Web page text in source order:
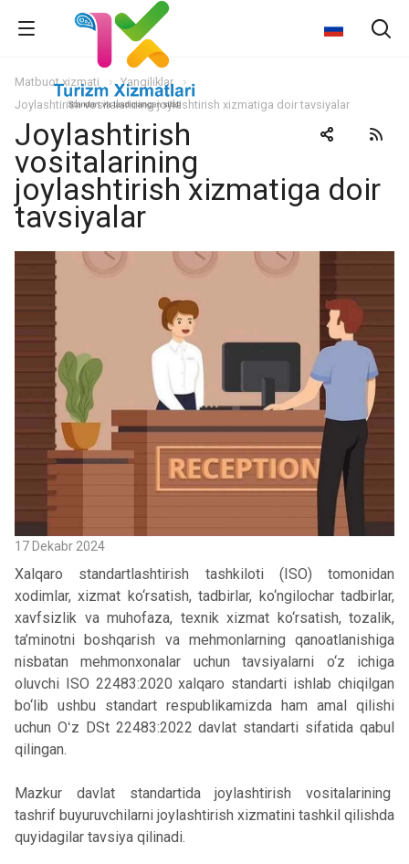
Matbuot xizmati
Yangiliklar
Joylashtirish vositalarining joylashtirish xizmatiga doir tavsiyalar
Joylashtirish
vositalarining
joylashtirish xizmatiga doir
tavsiyalar
17 Dekabr 2024
Xalqaro standartlashtirish tashkiloti (ISO) tomonidan
xodimlar, xizmat ko‘rsatish, tadbirlar, ko‘ngilochar tadbirlar,
xavfsizlik va muhofaza, texnik xizmat ko‘rsatish, tozalik,
ta’minotni boshqarish va mehmonlarning qanoatlanishiga
nisbatan mehmonxonalar uchun tavsiyalarni o‘z ichiga
oluvchi ISO 22483:2020 xalqaro standarti ishlab chiqilgan
bo‘lib ushbu standart respublikamizda ham amal qilishi
uchun Oʻz DSt 22483:2022 davlat standarti sifatida qabul
qilingan.
Mazkur davlat standartida joylashtirish vositalarining
tashrif buyuruvchilarni joylashtirish xizmatini tashkil qilishda
quyidagilar tavsiya qilinadi.